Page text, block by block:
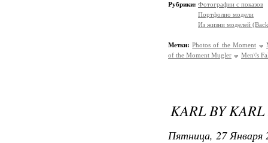
Рубрики: Фотографии с показов
Портфолио модели
Из жизни моделей
Метки: Photos of the Moment
of the Moment Mugler
Men\'s
KARL BY
Пятница, 27 Января